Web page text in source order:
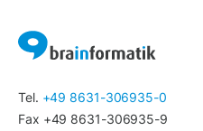
Tel. +49 8631-306935-0
Fax +49 8631-306935-9